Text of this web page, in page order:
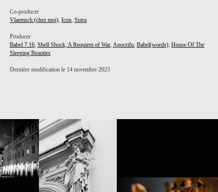
Co-producer
Vlaemsch (chez moi), Icon, Sutra
Producer
Babel 7.16, Shell Shock, A Requiem of War, Apocrifu, Babel(words), House Of The
Sleeping Beauties
Dernière modification le 14 novembre 2023